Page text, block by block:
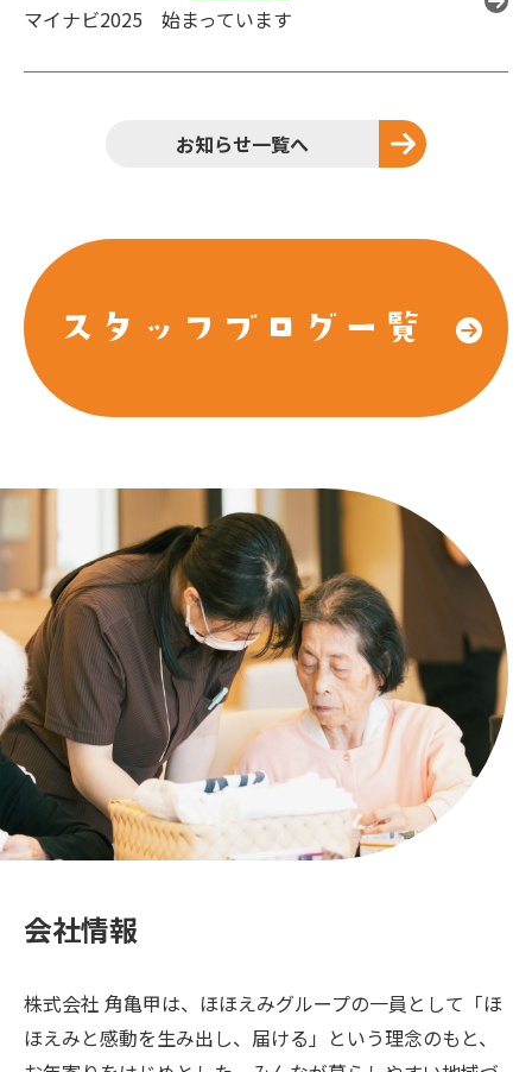
マイナビ2025 始まっています
お知らせ一覧へ
会社情報
株式会社 角亀甲は、ほほえみグループの一員として「ほ
ほえみと感動を生み出し、届ける」という理念のもと、